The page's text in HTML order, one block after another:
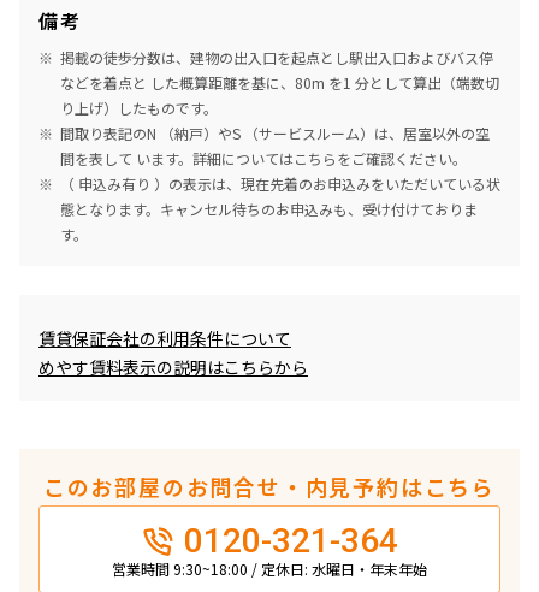
備考
掲載の徒歩分数は、建物の出入口を起点とし駅出入口およびバス停
などを着点と した概算距離を基に、80m を1 分として算出（端数切
り上げ）したものです。
間取り表記のN （納戸）やS （サービスルーム）は、居室以外の空
間を表して います。詳細についてはこちらをご確認ください。
（ 申込み有り ）の表示は、現在先着のお申込みをいただいている状
態となります。キャンセル待ちのお申込みも、受け付けておりま
す。
賃貸保証会社の利用条件について
めやす賃料表示の説明はこちらから
このお部屋のお問合せ・内見予約はこちら
0120-321-364
営業時間 9:30~18:00 / 定休日: 水曜日・年末年始